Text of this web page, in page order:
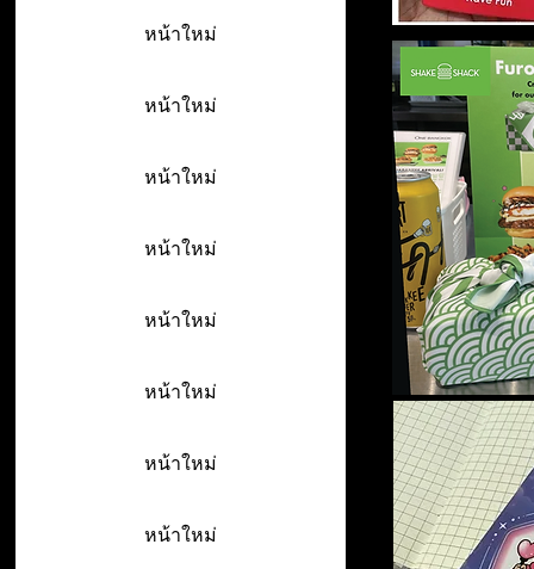
หน้าใหม่
หน้าใหม่
หน้าใหม่
หน้าใหม่
หน้าใหม่
หน้าใหม่
หน้าใหม่
หน้าใหม่